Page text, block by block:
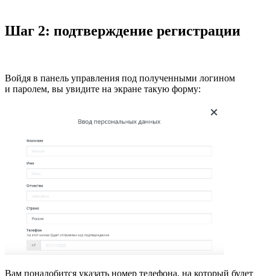
Шаг 2: подтверждение регистрации
Войдя в панель управления под полученными логином
и паролем, вы увидите на экране такую форму:
Вам понадобится указать номер телефона, на который будет